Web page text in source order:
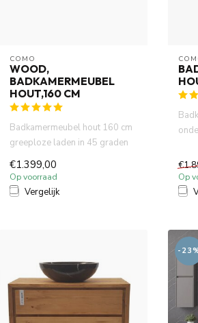
COMO
WOOD,
BADKAMERMEUBEL
HOUT,160 CM
Badkamermeubel hout 160 cm
greeploze laden in 45 graden
verstek .30 mm dikte. P...
€1.399,00
Op voorraad
Vergelijk
Op
-